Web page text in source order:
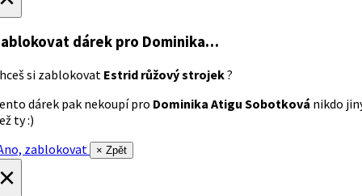
dárek pro Dominika…
si zablokovat Estrid růžový strojek?
dárek pak nekoupí pro Dominika Atigu Sobotková nikdo
ty :)
zablokovat
× Zpět